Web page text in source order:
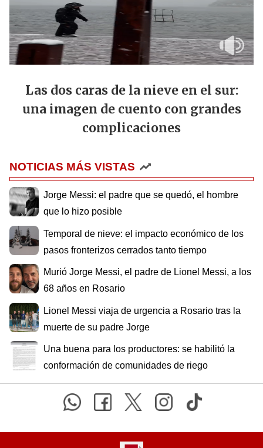
Las dos caras de la nieve en el sur:
una imagen de cuento con grandes
complicaciones
NOTICIAS MÁS VISTAS
Jorge Messi: el padre que se quedó, el hombre
que lo hizo posible
Temporal de nieve: el impacto económico de los
pasos fronterizos cerrados tanto tiempo
Murió Jorge Messi, el padre de Lionel Messi, a los
68 años en Rosario
Lionel Messi viaja de urgencia a Rosario tras la
muerte de su padre Jorge
Una buena para los productores: se habilitó la
conformación de comunidades de riego